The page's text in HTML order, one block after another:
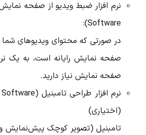
Software):
در صورتی که محتوای ویدیوهای
صفحه نمایش رایانه است، به یک
صفحه نمایش نیاز دارید.
(اختیاری)
تامبنیل (تصویر کوچک پیش‌نمایش